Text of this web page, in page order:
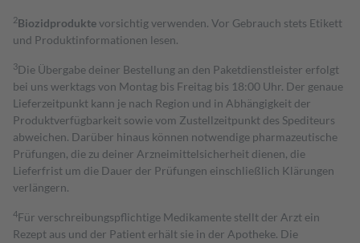
2Biozidproduktevorsichtig verwenden. Vor Gebrauch stets Etikett
und Produktinformationen lesen.
3Die Übergabe deiner Bestellung an den Paketdienstleister erfolgt
bei uns werktags von Montag bis Freitag bis 18:00 Uhr. Der genaue
Lieferzeitpunkt kann je nach Region und in Abhängigkeit der
Produktverfügbarkeit sowie vom Zustellzeitpunkt des Spediteurs
abweichen. Darüber hinaus können notwendige pharmazeutische
Prüfungen, die zu deiner Arzneimittelsicherheit dienen, die
Lieferfrist um die Dauer der Prüfungen einschließlich Klärungen
verlängern.
4Für verschreibungspflichtige Medikamente stellt der Arzt ein
Rezept aus und der Patient erhält sie in der Apotheke. Die